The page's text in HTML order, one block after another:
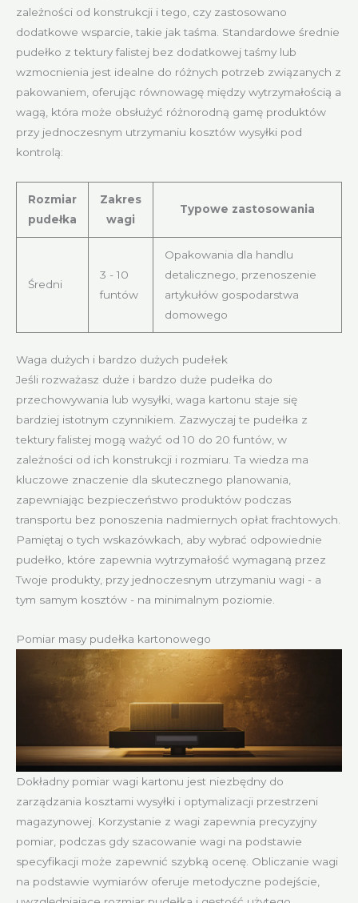
zależności od konstrukcji i tego, czy zastosowano
dodatkowe wsparcie, takie jak taśma. Standardowe średnie
pudełko z tektury falistej bez dodatkowej taśmy lub
wzmocnienia jest idealne do różnych potrzeb związanych z
pakowaniem, oferując równowagę między wytrzymałością a
wagą, która może obsłużyć różnorodną gamę produktów
przy jednoczesnym utrzymaniu kosztów wysyłki pod
kontrolą:
Rozmiar
pudełka
Zakres
wagi
Typowe zastosowania
Średni
3 - 10
funtów
Opakowania dla handlu
detalicznego, przenoszenie
artykułów gospodarstwa
domowego
Waga dużych i bardzo dużych pudełek
Jeśli rozważasz duże i bardzo duże pudełka do
przechowywania lub wysyłki, waga kartonu staje się
bardziej istotnym czynnikiem. Zazwyczaj te pudełka z
tektury falistej mogą ważyć od 10 do 20 funtów, w
zależności od ich konstrukcji i rozmiaru. Ta wiedza ma
kluczowe znaczenie dla skutecznego planowania,
zapewniając bezpieczeństwo produktów podczas
transportu bez ponoszenia nadmiernych opłat frachtowych.
Pamiętaj o tych wskazówkach, aby wybrać odpowiednie
pudełko, które zapewnia wytrzymałość wymaganą przez
Twoje produkty, przy jednoczesnym utrzymaniu wagi - a
tym samym kosztów - na minimalnym poziomie.
Pomiar masy pudełka kartonowego
Dokładny pomiar wagi kartonu jest niezbędny do
zarządzania kosztami wysyłki i optymalizacji przestrzeni
magazynowej. Korzystanie z wagi zapewnia precyzyjny
pomiar, podczas gdy szacowanie wagi na podstawie
specyfikacji może zapewnić szybką ocenę. Obliczanie wagi
na podstawie wymiarów oferuje metodyczne podejście,